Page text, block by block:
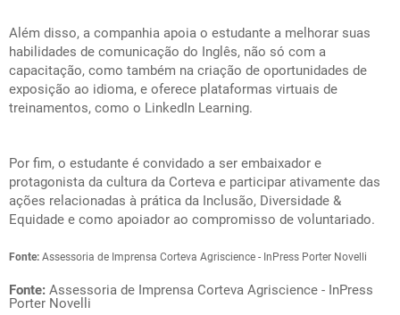
Além disso, a companhia apoia o estudante a melhorar suas
habilidades de comunicação do Inglês, não só com a
capacitação, como também na criação de oportunidades de
exposição ao idioma, e oferece plataformas virtuais de
treinamentos, como o LinkedIn Learning.
Por fim, o estudante é convidado a ser embaixador e
protagonista da cultura da Corteva e participar ativamente das
ações relacionadas à prática da Inclusão, Diversidade &
Equidade e como apoiador ao compromisso de voluntariado.
Fonte: Assessoria de Imprensa Corteva Agriscience - InPress Porter Novelli
Fonte: Assessoria de Imprensa Corteva Agriscience - InPress
Porter Novelli